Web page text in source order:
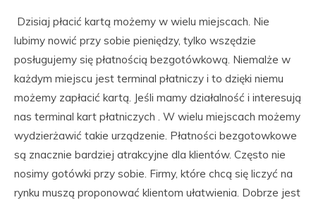
Dzisiaj płacić kartą możemy w wielu miejscach. Nie
lubimy nowić przy sobie pieniędzy, tylko wszędzie
posługujemy się płatnością bezgotówkową. Niemalże w
każdym miejscu jest terminal płatniczy i to dzięki niemu
możemy zapłacić kartą. Jeśli mamy działalność i interesują
nas terminal kart płatniczych . W wielu miejscach możemy
wydzierżawić takie urządzenie. Płatności bezgotowkowe
są znacznie bardziej atrakcyjne dla klientów. Często nie
nosimy gotówki przy sobie. Firmy, które chcą się liczyć na
rynku muszą proponować klientom ułatwienia. Dobrze jest